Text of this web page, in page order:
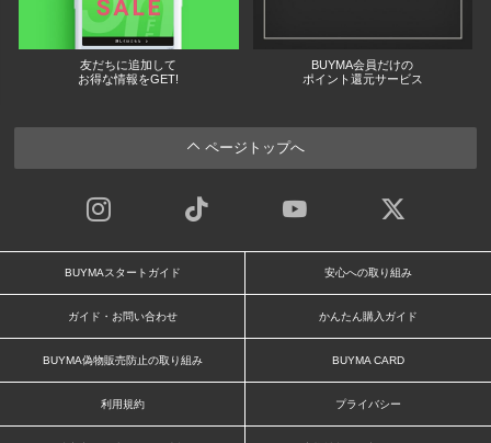
友だちに追加して
お得な情報をGET!
BUYMA会員だけの
ポイント還元サービス
ページトップへ
BUYMAスタートガイド 安心への取り組み
ガイド・お問い合わせ かんたん購入ガイド
BUYMA偽物販売防止の取り組み BUYMA CARD
利用規約 プライバシー